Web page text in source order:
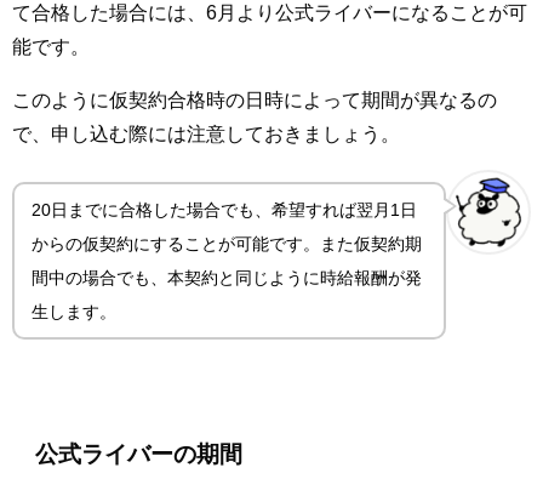
て合格した場合には、6月より公式ライバーになることが可
能です。
このように仮契約合格時の日時によって期間が異なるの
で、申し込む際には注意しておきましょう。
20日までに合格した場合でも、希望すれば翌月1日
からの仮契約にすることが可能です。また仮契約期
間中の場合でも、本契約と同じように時給報酬が発
生します。
公式ライバーの期間